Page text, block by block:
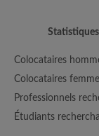
Colocataires
Colocataires
Professionnels
Étudiants